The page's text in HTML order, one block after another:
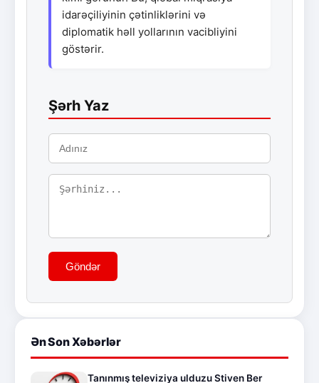
idarəçiliyinin çətinliklərini və
diplomatik həll yollarının vacibliyini
göstərir.
Şərh Yaz
Göndər
Ən Son Xəbərlər
Tanınmış televiziya ulduzu Stiven Ber